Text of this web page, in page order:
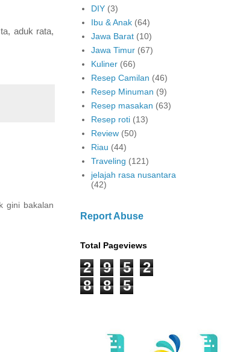
aduk rata,
gini bakalan
DIY (3)
Ibu & Anak (64)
Jawa Barat (10)
Jawa Timur (67)
Kuliner (66)
Resep Camilan (46)
Resep Minuman (9)
Resep masakan (63)
Resep roti (13)
Review (50)
Riau (44)
Traveling (121)
jelajah rasa nusantara
(42)
Report Abuse
Total Pageviews
2 9 5
2
8
8 5